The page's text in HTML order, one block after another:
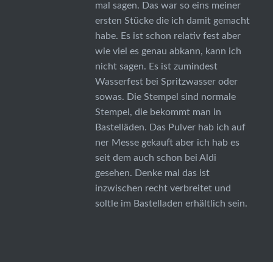
mal sagen. Das war so eins meiner
ersten Stücke die ich damit gemacht
habe. Es ist schon relativ fest aber
wie viel es genau abkann, kann ich
nicht sagen. Es ist zumindest
Wasserfest bei Spritzwasser oder
sowas. Die Stempel sind normale
Stempel, die bekommt man in
Bastelläden. Das Pulver hab ich auf
ner Messe gekauft aber ich hab es
seit dem auch schon bei Aldi
gesehen. Denke mal das ist
inzwischen recht verbreitet und
soltle im Bastelladen erhältlich sein.